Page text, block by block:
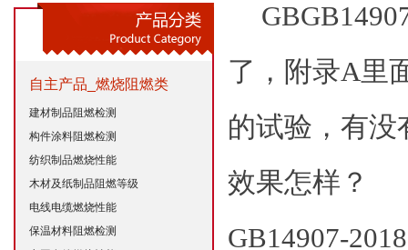
自主产品_燃烧阻燃类
建材制品阻燃检测
构件涂料阻燃检测
纺织制品燃烧性能
木材及纸制品阻燃等级
电线电缆燃烧性能
保温材料阻燃检测
了，附录A里
的试验，有没
效果怎样？
GB14907-